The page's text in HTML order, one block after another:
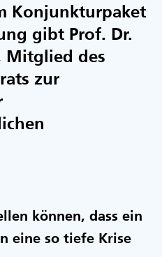
Konjunkturpaket
gibt Prof. Dr.
Mitglied des
zur
können, dass ein
eine so tiefe Krise